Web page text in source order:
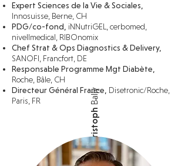
Expert Sciences de la Vie & Sociales,
Innosuisse, Berne, CH
PDG/co-fond iNNutriGEL
, cerbomed,
nivellmedical, RIBOnomix
Chef Strat & Ops Diagnostics & Delivery,
SANOFI, Francfort, DE
Responsable Programme Mgt Diabète,
Roche, Bâle, CH
Directeur Général France, Disetronic/Roche,
Paris, FR
Christoph
Bally